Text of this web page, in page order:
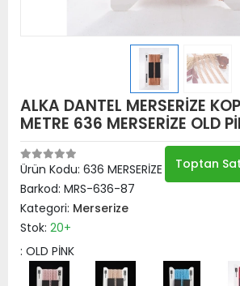
ALKA DANTEL MERSERİZE
METRE 636 MERSERİZE OLD
Ürün Kodu: 636 MERSERİZE OLD PİNK
Barkod: MRS-636-87
Kategori: Merserize
Stok: 20+
: OLD PİNK
Toptan